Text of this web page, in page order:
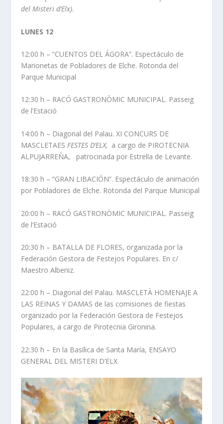
del Misteri d’Elx).
LUNES 12
12:00 h – “CUENTOS DEL ÁGORA”. Espectáculo de
Marionetas de Pobladores de Elche. Rotonda del
Parque Municipal
12:30 h – RACÓ GASTRONÒMIC MUNICIPAL. Passeig
de l’Estació
14:00 h – Diagonal del Palau. XI CONCURS DE
MASCLETAES FESTES D’ELX, a cargo de PIROTECNIA
ALPUJARREÑA, patrocinada por Estrella de Levante.
18:30 h – “GRAN LIBACIÓN”. Espectáculo de animación
por Pobladores de Elche. Rotonda del Parque Municipal
20:00 h – RACÓ GASTRONÒMIC MUNICIPAL. Passeig
de l’Estació
20:30 h – BATALLA DE FLORES, organizada por la
Federación Gestora de Festejos Populares. En c/
Maestro Albeniz.
22:00 h – Diagonal del Palau. MASCLETÀ HOMENAJE A
LAS REINAS Y DAMAS de las comisiones de fiestas
organizado por la Federación Gestora de Festejos
Populares, a cargo de Pirotecnia Gironina.
22:30 h – En la Basílica de Santa María, ENSAYO
GENERAL DEL MISTERI D’ELX